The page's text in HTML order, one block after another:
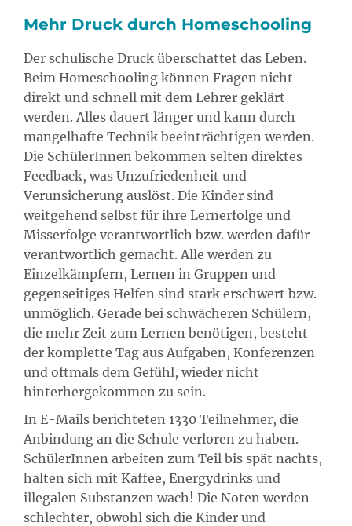
Mehr Druck durch Homeschooling
Der schulische Druck überschattet das Leben.
Beim Homeschooling können Fragen nicht
direkt und schnell mit dem Lehrer geklärt
werden. Alles dauert länger und kann durch
mangelhafte Technik beeinträchtigen werden.
Die SchülerInnen bekommen selten direktes
Feedback, was Unzufriedenheit und
Verunsicherung auslöst. Die Kinder sind
weitgehend selbst für ihre Lernerfolge und
Misserfolge verantwortlich bzw. werden dafür
verantwortlich gemacht. Alle werden zu
Einzelkämpfern, Lernen in Gruppen und
gegenseitiges Helfen sind stark erschwert bzw.
unmöglich. Gerade bei schwächeren Schülern,
die mehr Zeit zum Lernen benötigen, besteht
der komplette Tag aus Aufgaben, Konferenzen
und oftmals dem Gefühl, wieder nicht
hinterhergekommen zu sein.
In E-Mails berichteten 1330 Teilnehmer, die
Anbindung an die Schule verloren zu haben.
SchülerInnen arbeiten zum Teil bis spät nachts,
halten sich mit Kaffee, Energydrinks und
illegalen Substanzen wach! Die Noten werden
schlechter, obwohl sich die Kinder und